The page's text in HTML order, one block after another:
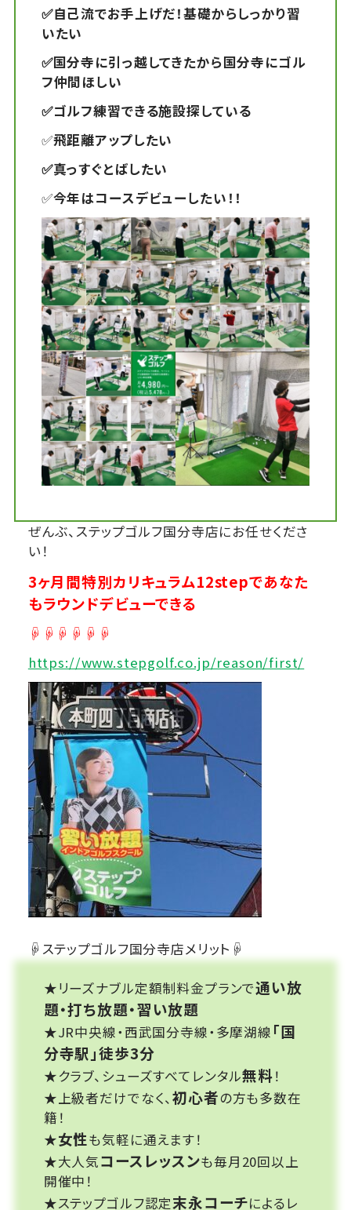
✅自己流でお手上げだ！基礎からしっかり習
いたい
✅国分寺に引っ越してきたから国分寺にゴル
フ仲間ほしい
✅ゴルフ練習できる施設探している
✅飛距離アップしたい
✅真っすぐとばしたい
✅今年はコースデビューしたい！！
ぜんぶ、ステップゴルフ国分寺店にお任せくださ
い！
3ヶ月間特別カリキュラム12stepであなた
もラウンドデビューできる
☟☟☟☟☟☟
https://www.stepgolf.co.jp/reason/first/
☟ステップゴルフ国分寺店メリット☟
★リーズナブル定額制料金プランで通い放
題・打ち放題・習い放題
★JR中央線・西武国分寺線・多摩湖線 「国
分寺駅」徒歩3分
★クラブ、シューズすべてレンタル無料！
★上級者だけでなく、初心者の方も多数在
籍！
★女性も気軽に通えます！
★大人気コースレッスンも毎月20回以上
開催中！
★ステップゴルフ認定末永コーチによるレ